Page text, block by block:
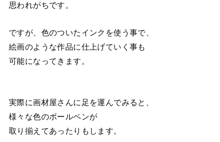
思われがちです。
ですが、色のついたインクを使う事で、
絵画のような作品に仕上げていく事も
可能になってきます。
実際に画材屋さんに足を運んでみると、
様々な色のボールペンが
取り揃えてあったりもします。